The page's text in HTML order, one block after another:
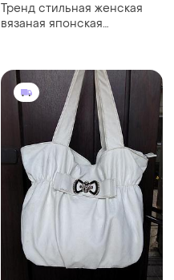
Тренд стильная женская
вязаная японская